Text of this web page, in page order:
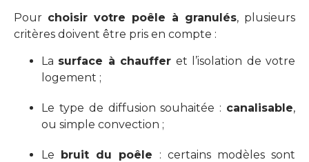
Pour choisir votre poêle à granulés, plusieurs
critères doivent être pris en compte :
La surface à chauffer et l’isolation de votre
logement ;
Le type de diffusion souhaitée : canalisable,
ou simple convection ;
Le bruit du poêle : certains modèles sont